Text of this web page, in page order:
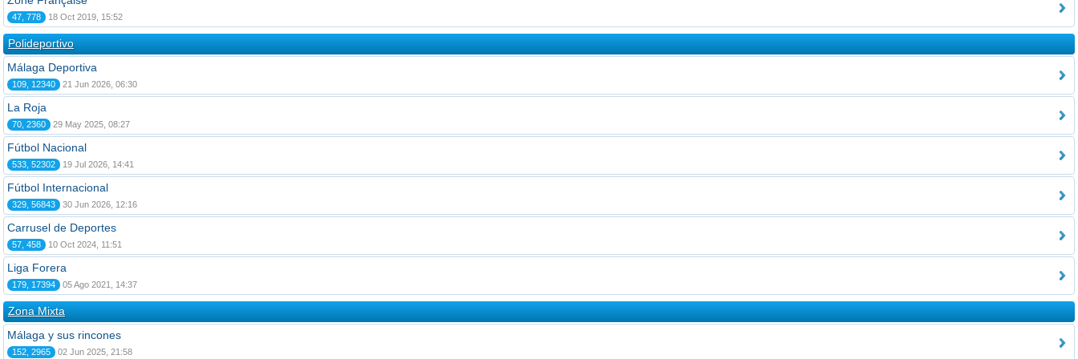
47, 778 18 Oct 2019, 15:52
Polideportivo
Málaga Deportiva
109, 12340 21 Jun 2026, 06:30
La Roja
70, 2360 29 May 2025, 08:27
Fútbol Nacional
533, 52302 19 Jul 2026, 14:41
Fútbol Internacional
329, 56843 30 Jun 2026, 12:16
Carrusel de Deportes
57, 458 10 Oct 2024, 11:51
Liga Forera
179, 17394 05 Ago 2021, 14:37
Zona Mixta
Málaga y sus rincones
152, 2965 02 Jun 2025, 21:58